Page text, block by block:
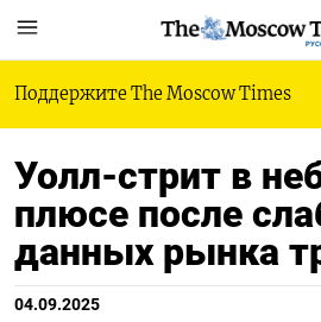
Поддержите The Moscow Times
Уолл-стрит в
плюсе после
данных рынка
04.09.2025